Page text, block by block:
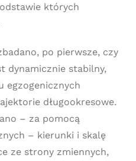
których
po pierwsze, czy
dynamicznie stabilny,
egzogenicznych
długookresowe.
– za pomocą
– kierunki i skalę
ze strony zmiennych,